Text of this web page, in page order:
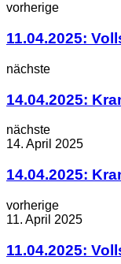
vorherige
11.04.2025:
nächste
14.04.2025:
nächste
14. April 2025
14.04.2025:
vorherige
11. April 2025
11.04.2025: